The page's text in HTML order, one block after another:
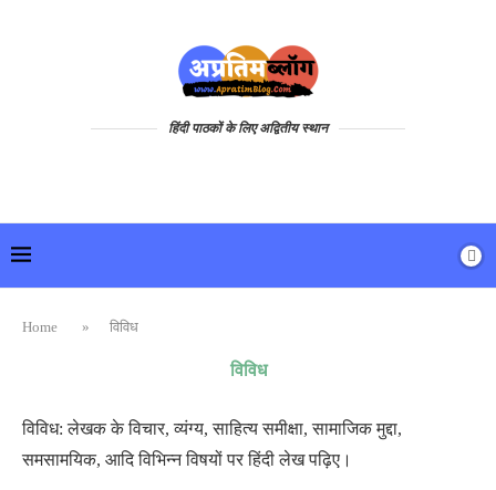
हिंदी पाठकों के लिए अद्वितीय स्थान
Home » विविध
विविध
विविध: लेखक के विचार, व्यंग्य, साहित्य समीक्षा, सामाजिक मुद्दा,
समसामयिक, आदि विभिन्न विषयों पर हिंदी लेख पढ़िए।